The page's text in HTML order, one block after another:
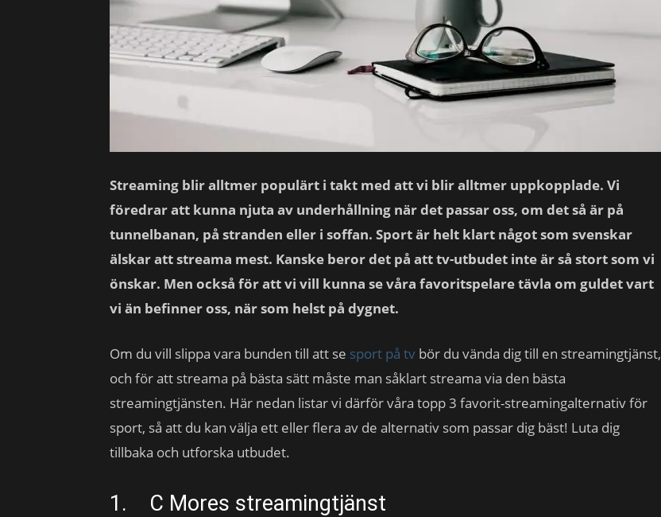
Streaming blir alltmer populärt i takt med att vi blir alltmer uppkopplade. Vi
föredrar att kunna njuta av underhållning när det passar oss, om det så är på
tunnelbanan, på stranden eller i soffan. Sport är helt klart något som svenskar
älskar att streama mest. Kanske beror det på att tv-utbudet inte är så stort som vi
önskar. Men också för att vi vill kunna se våra favoritspelare tävla om guldet vart
vi än befinner oss, när som helst på dygnet.
Om du vill slippa vara bunden till att se sport på tv bör du vända dig till en streamingtjänst,
och för att streama på bästa sätt måste man såklart streama via den bästa
streamingtjänsten. Här nedan listar vi därför våra topp 3 favorit-streamingalternativ för
sport, så att du kan välja ett eller flera av de alternativ som passar dig bäst! Luta dig
tillbaka och utforska utbudet.
1. C Mores streamingtjänst